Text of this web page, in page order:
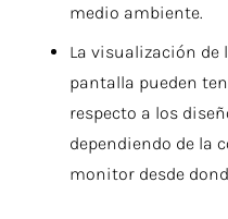
medio ambiente.
La visualización de
pantalla pueden
respecto a los
dependiendo de la
monitor desde